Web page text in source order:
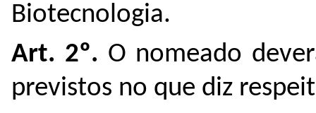
Biotecnologia.
Art. 2º. O nomeado
previstos no que diz